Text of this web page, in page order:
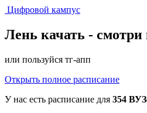
Цифровой кампус
Лень качать - смотри
или пользуйся тг-апп
Открыть полное расписание
У нас есть расписание для 354